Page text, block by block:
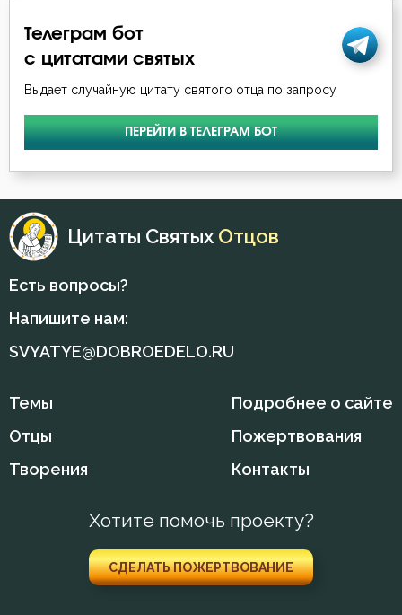
Начальство
Обличение
Познание себя
Пост
Похвала
Праздник
Прощение
Самолюбие
Самомнение
Никон Оптинский (Беляев)
Феодор Эдесский
Телеграм бот
с цитатами святых
Выдает случайную цитату святого отца по запросу
ПЕРЕЙТИ В ТЕЛЕГРАМ БОТ
Цитаты Святых Отцов
Есть вопросы?
Напишите нам:
SVYATYE@DOBROEDELO.RU
Темы
Отцы
Творения
Подробнее о сайте
Пожертвования
Контакты
Хотите помочь проекту?
СДЕЛАТЬ ПОЖЕРТВОВАНИЕ